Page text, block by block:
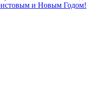
и Новым Годом!